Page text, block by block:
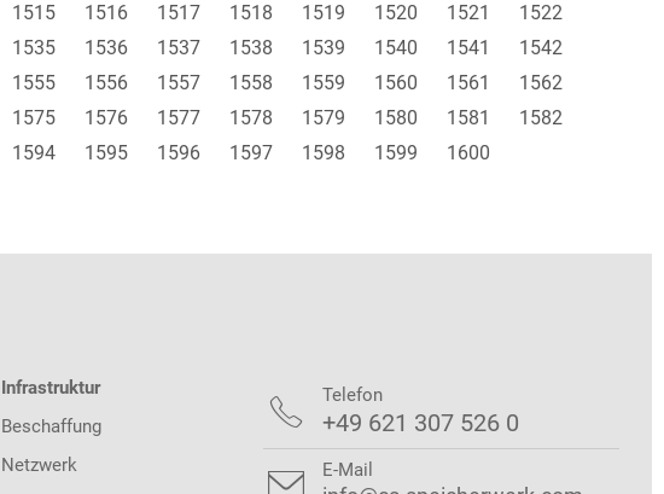
1515 1516 1517 1518 1519 1520 1521
1522
1535 1536 1537 1538 1539 1540 1541
1542
1555 1556 1557 1558 1559 1560 1561
1562
1575 1576 1577 1578 1579 1580 1581
1582
1594 1595 1596 1597 1598 1599 1600
Infrastruktur
Beschaffung
Netzwerk
 Telefon
+49 621 307 526 0
 E-Mail